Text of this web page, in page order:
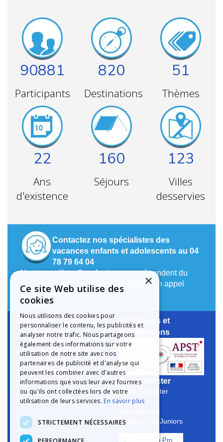
90881
Participants
820
Destinations
51
Thèmes
22
Ans
d'existence
160
Séjours
123
Villes
desservies
Contactez nos spécialistes des
vacances enfants et adolescents au 04
78 79 64 04
Nos conseillers Cap Juniors vous répondent du
lundi au vendredi de 9h à 17h (coût d’un appel
local depuis un poste fixe).
Mieux nous Connaître
Notre Histoire
Notre Engagement
La Charte Qualité
Le Projet Educatif
Les Aides Possibles
Les Groupes
Agréments et
qualifications
Se Connecter
Nous Contacter
FAQ
Recrutement
Le Blog Cap Juniors
Connexion Pro
×
Ce site Web utilise des
cookies
Nous utilisons des cookies pour
personnaliser le contenu, les publicités et
analyser notre trafic. Nous partageons
également des informations sur votre
utilisation de notre site avec nos
partenaires de publicité et d'analyse qui
peuvent les combiner avec d'autres
informations que vous leur avez fournies
ou qu'ils ont collectées lors de votre
utilisation de leurs services. En savoir plus
STRICTEMENT NÉCESSAIRES